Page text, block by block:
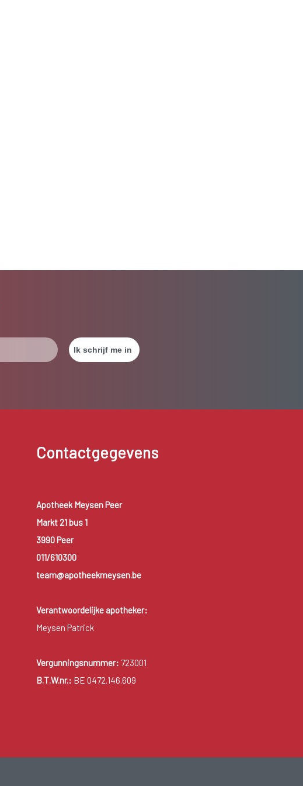
Contactgegevens
Apotheek Meysen Peer
Markt 21 bus 1
3990 Peer
011/610300
team@apotheekmeysen.be
Verantwoordelijke apotheker:
Meysen Patrick
Vergunningsnummer: 723001
B.T.W.nr.: BE 0472.146.609